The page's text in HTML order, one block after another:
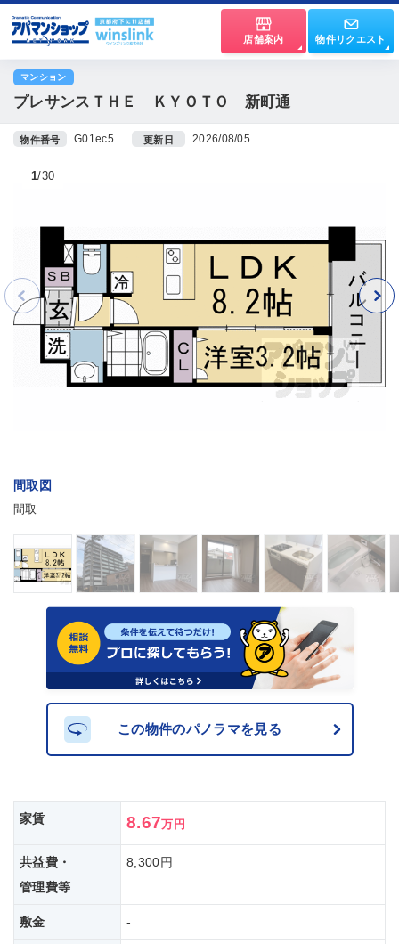
店舗案内 物件リクエスト
マンション
プレサンスＴＨＥ ＫＹＯＴＯ 新町通
物件番号 G01ec5 更新日 2026/08/05
間取図
間取
1 30
この物件のパノラマを見る
家賃 8.67万円
共益費・
管理費等
8,300円
敷金 -